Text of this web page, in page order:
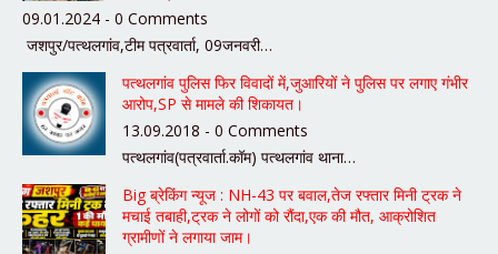
09.01.2024 - 0 Comments
जशपुर/पत्थलगांव,टीम पत्रवार्ता, 09जनवरी…
पत्थलगांव पुलिस फिर विवादों में,जुआरियों ने पुलिस पर लगाए गंभीर
आरोप,SP से मामले की शिकायत।
13.09.2018 - 0 Comments
पत्थलगांव(पत्रवार्ता.कॉम) पत्थलगांव थाना…
Big ब्रेकिंग न्यूज : NH-43 पर बवाल,तेज रफ्तार मिनी ट्रक ने
मचाई तबाही,ट्रक ने लोगों को रौंदा,एक की मौत, आक्रोशित
ग्रामीणों ने लगाया जाम।